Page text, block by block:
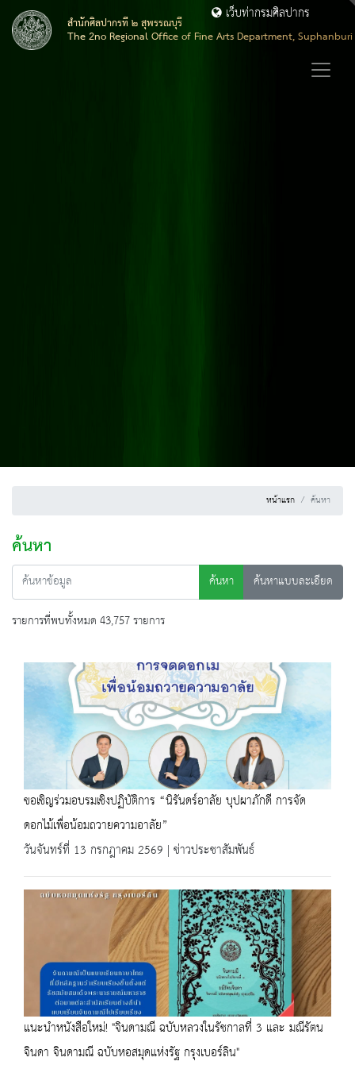
สำนักศิลปากรที่ ๒ สุพรรณบุรี
The 2no Regional Office of Fine Arts Department, Suphanburi
เว็บท่ากรมศิลปากร
หน้าแรก ค้นหา
ค้นหา
ค้นหา
ค้นหาแบบละเอียด
รายการที่พบทั้งหมด 43,757 รายการ
ขอเชิญร่วมอบรมเชิงปฏิบัติการ “นิรันดร์อาลัย บุปผาภักดี การจัด
ดอกไม้เพื่อน้อมถวายความอาลัย”
วันจันทร์ที่ 13 กรกฎาคม 2569 | ข่าวประชาสัมพันธ์
แนะนำหนังสือใหม่! "จินดามณี ฉบับหลวงในรัชกาลที่ 3 และ มณีรัตน
จินดา จินดามณี ฉบับหอสมุดแห่งรัฐ กรุงเบอร์ลิน"